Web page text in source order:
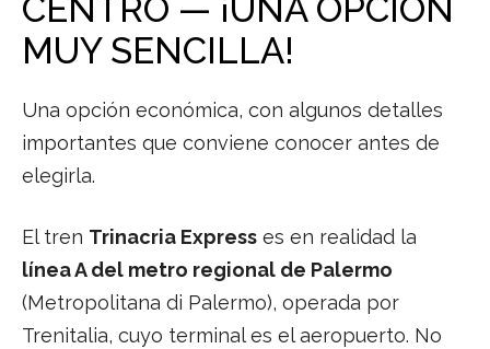
CENTRO — ¡UNA OPCIÓN
MUY SENCILLA!
Una opción económica, con algunos detalles
importantes que conviene conocer antes de
elegirla.
El tren Trinacria Express es en realidad la
línea A del metro regional de Palermo
(Metropolitana di Palermo), operada por
Trenitalia, cuyo terminal es el aeropuerto. No